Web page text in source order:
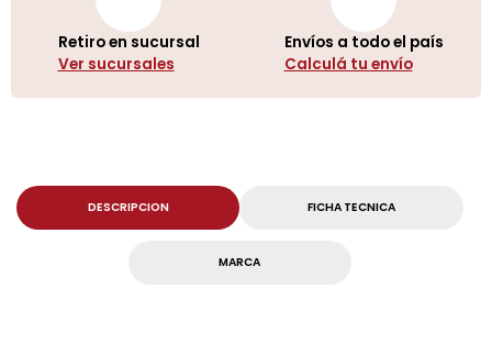
Retiro en sucursal
Ver sucursales
Envíos a todo el país
Calculá tu envío
DESCRIPCION FICHA TECNICA
MARCA